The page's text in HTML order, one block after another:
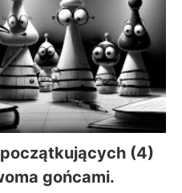
(4)
gońcami.